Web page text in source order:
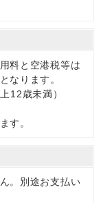
料と空港税等は
なります。
12歳未満）
す。
。別途お支払い